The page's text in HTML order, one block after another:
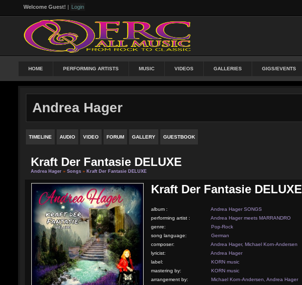
Welcome Guest! | Login
HOME PERFORMING ARTISTS MUSIC VIDEOS GALLERIES GIGS/EVENTS
Andrea Hager
TIMELINE AUDIO VIDEO FORUM GALLERY GUESTBOOK
Kraft Der Fantasie DELUXE
Andrea Hager » Songs » Kraft Der Fantasie DELUXE
Kraft Der Fantasie DELUXE
album :
Andrea Hager SONGS
performing artist :
Andrea Hager meets MARRANDRO
genre:
Pop-Rock
song language:
German
composer:
Andrea Hager, Michael Korn-Andersen
lyricist:
Andrea Hager
label:
KORN music
mastering by:
KORN music
arrangement by:
Michael Korn-Andersen, Andrea Hager